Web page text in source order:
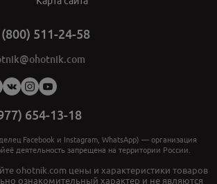
511-24-58
654-13-18
Facebook и Instagram, WhatsApp) — организация
деятельность запрещена на территории России.
ohotnik.com цены и характеристики товаров
ознакомительный характер и не являются